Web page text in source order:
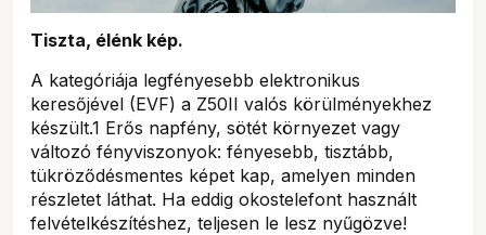
Tiszta, élénk kép.
A kategóriája legfényesebb elektronikus
keresőjével (EVF) a Z50II valós körülményekhez
készült.1 Erős napfény, sötét környezet vagy
változó fényviszonyok: fényesebb, tisztább,
tükröződésmentes képet kap, amelyen minden
részletet láthat. Ha eddig okostelefont használt
felvételkészítéshez, teljesen le lesz nyűgözve!